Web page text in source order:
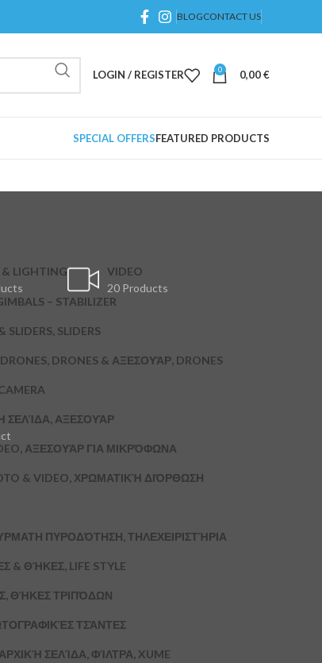
BLOGCONTACT US
LOGIN / REGISTER 0 0,00€
SPECIAL OFFERSFEATURED PRODUCTS
LIGHTING
VIDEO
20 Products
– STABILIZER
SLIDERS
DRONES & ΑΞΕΣΟΥΆΡ, DRONES
ΣΕΛΊΔΑ, ΑΞΕΣΟΥΆΡ
ΑΞΕΣΟΥΆΡ ΓΙΑ ΜΙΚΡΌΦΩΝΑ
& VIDEO, ΧΡΩΜΑΤΙΚΉ ΔΙΌΡΘΩΣΗ
ΠΥΡΟΔΌΤΗΣΗ, ΤΗΛΕΧΕΙΡΙΣΤΉΡΙΑ
& ΘΉΚΕΣ, LIFE STYLE
ΘΉΚΕΣ ΤΡΙΠΌΔΩΝ
ΤΣΆΝΤΕΣ
ΑΡΧΙΚΉ ΣΕΛΊΔΑ, ΦΊΛΤΡΑ, XUME